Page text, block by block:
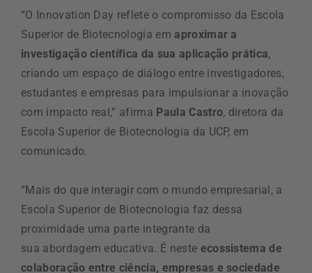
“O Innovation Day reflete o compromisso da Escola
Superior de Biotecnologia emaproximar a
investigação científica da sua aplicação prática,
criando um espaço de diálogo entre investigadores,
estudantes e empresas para impulsionar a inovação
com impacto real,” afirma Paula Castro, diretora da
Escola Superior de Biotecnologia da UCP, em
comunicado.
“Mais do que interagir com o mundo empresarial, a
Escola Superior de Biotecnologia faz dessa
proximidade uma parte integrante da
sua abordagem educativa. É neste ecossistema de
colaboração entre ciência, empresas e sociedade